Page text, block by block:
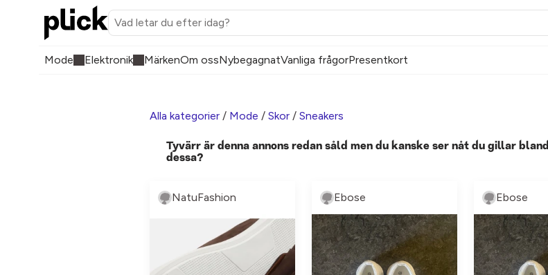
Mode Elektronik MärkenOm ossNybegagnatVanliga frågorPresentkort
Alla kategorier / Mode / Skor / Sneakers
Tyvärr är denna annons redan såld men du kanske ser nåt du gillar bland
dessa?
NatuFashion Ebose Ebose